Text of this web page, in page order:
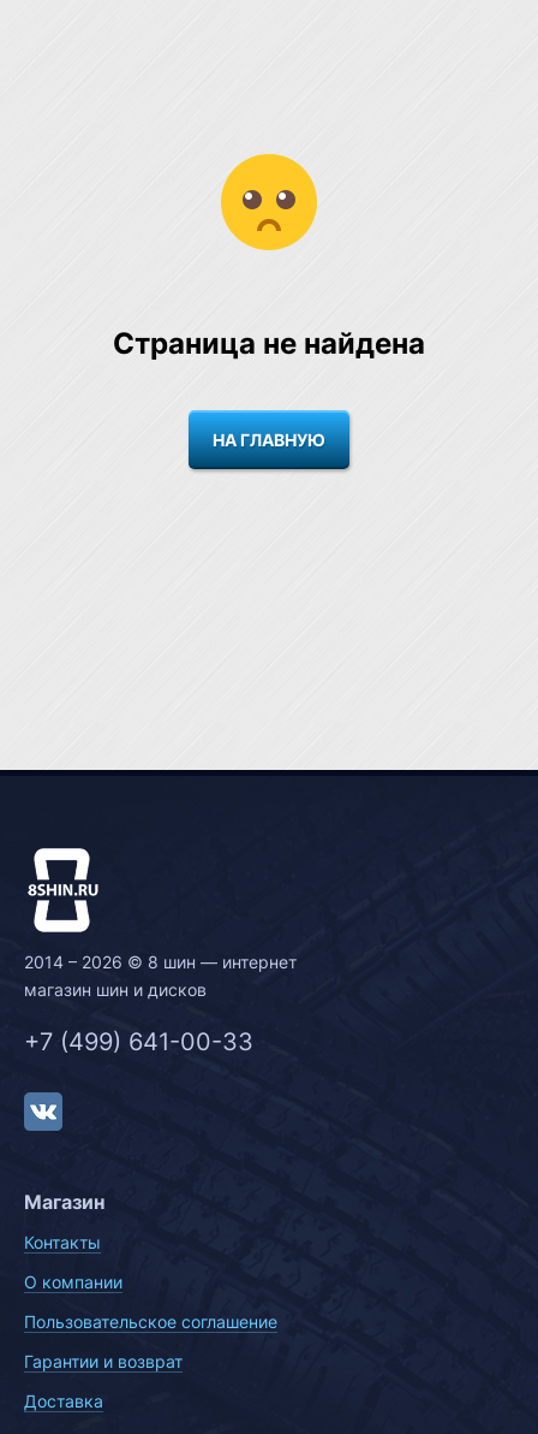
Страница не найдена
НА ГЛАВНУЮ
2014 – 2026 © 8 шин — интернет
магазин шин и дисков
+7 (499) 641-00-33
Магазин
Контакты
О компании
Пользовательское соглашение
Гарантии и возврат
Доставка